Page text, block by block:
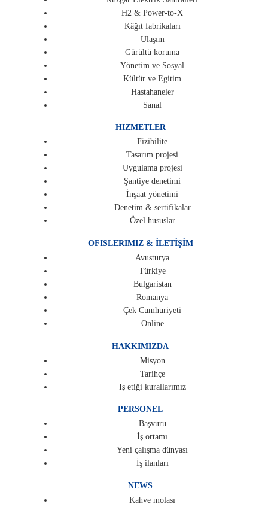
H2 & Power-to-X
Kâğıt fabrikaları
Ulaşım
Gürültü koruma
Yönetim ve Sosyal
Kültür ve Egitim
Hastahaneler
Sanal
HIZMETLER
Fizibilite
Tasarım projesi
Uygulama projesi
Şantiye denetimi
İnşaat yönetimi
Denetim & sertifikalar
Özel hususlar
OFISLERIMIZ & İLETİŞİM
Avusturya
Türkiye
Bulgaristan
Romanya
Çek Cumhuriyeti
Online
HAKKIMIZDA
Misyon
Tarihçe
Iş etiği kurallarımız
PERSONEL
Başvuru
İş ortamı
Yeni çalışma dünyası
İş ilanları
NEWS
Kahve molası